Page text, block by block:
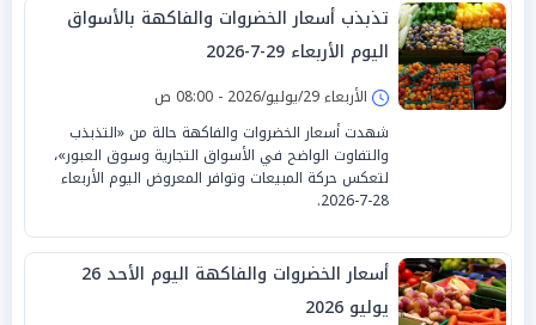
تذبذب أسعار الخضروات والفاكهة بالأسواق
اليوم الأربعاء 29-7-2026
الأربعاء 29/يوليو/2026 - 08:00 ص
شهدت أسعار الخضروات والفاكهة حالة من «التذبذب
والتفاوت الواضح في الأسواق التجارية وسوق العبور»،
لتعكس حركة المبيعات وتوافر المعروض اليوم الأربعاء
28-7-2026.
أسعار الخضروات والفاكهة اليوم الأحد 26
يوليو 2026